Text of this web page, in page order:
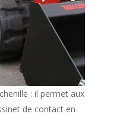
: il permet aux
de contact en